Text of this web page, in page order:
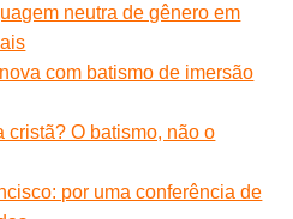
neutra de gênero em
com batismo de imersão
cristã? O batismo, não o
por uma conferência de